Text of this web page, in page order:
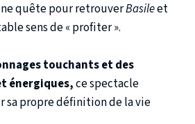
quête pour retrouverBasileet
sens de « profiter ».
touchants et des
énergiques,ce spectacle
sa propre définition de la vie